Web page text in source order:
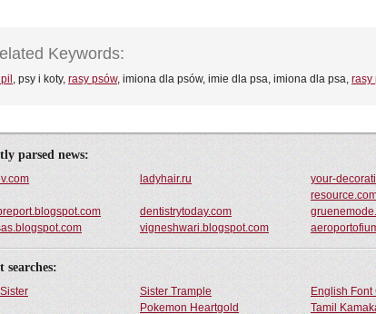
Keywords:
, psy i koty, rasy psów, imiona dla psów, imie dla psa, imiona dla psa, rasy
parsed news:
ladyhair.ru
your-
dentistrytoday.com
vigneshwari.blogspot.com
searches:
Sister Trample English
Pokemon Heartgold Tamil